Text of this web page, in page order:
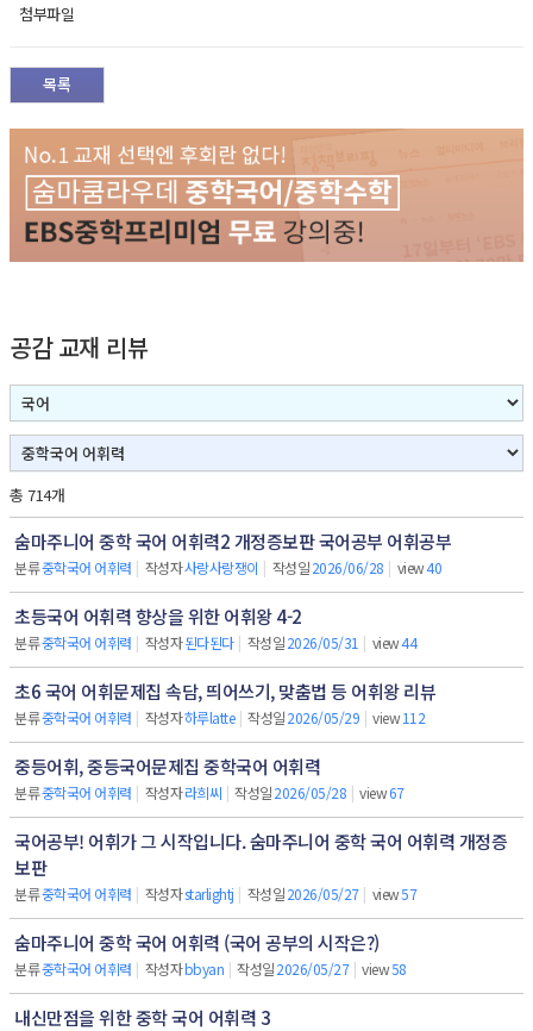
첨부파일
목록
공감 교재 리뷰
총 714개
숨마주니어 중학 국어 어휘력2 개정증보판 국어공부 어휘공부
분류중학국어 어휘력 | 작성자사랑사랑쟁이 | 작성일2026/06/28 | view40
초등국어 어휘력 향상을 위한 어휘왕 4-2
분류중학국어 어휘력 | 작성자된다된다 | 작성일2026/05/31 | view44
초6 국어 어휘문제집 속담, 띄어쓰기, 맞춤법 등 어휘왕 리뷰
분류중학국어 어휘력 | 작성자하루latte | 작성일2026/05/29 | view112
중등어휘, 중등국어문제집 중학국어 어휘력
분류중학국어 어휘력 | 작성자라희씨 | 작성일2026/05/28 | view67
국어공부! 어휘가 그 시작입니다. 숨마주니어 중학 국어 어휘력 개정증
보판
분류중학국어 어휘력 | 작성자starlightj | 작성일2026/05/27 | view57
숨마주니어 중학 국어 어휘력 (국어 공부의 시작은?)
분류중학국어 어휘력 | 작성자bbyan | 작성일2026/05/27 | view58
내신만점을 위한 중학 국어 어휘력 3